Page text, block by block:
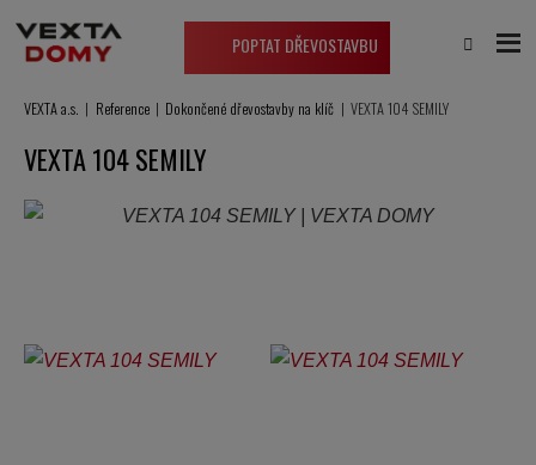
POPTAT DŘEVOSTAVBU
VEXTA a.s. Reference Dokončené dřevostavby na klíč VEXTA 104 SEMILY
VEXTA 104 SEMILY